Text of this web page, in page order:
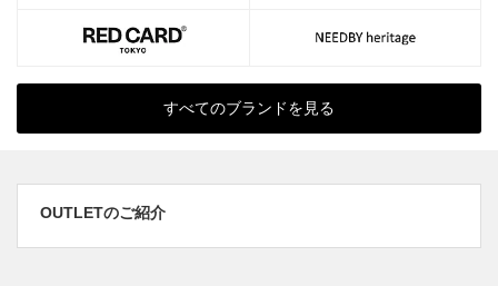
すべてのブランドを見る
OUTLETのご紹介